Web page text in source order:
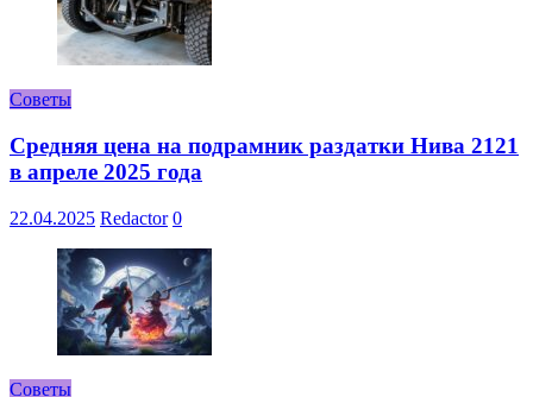
Советы
Средняя цена на подрамник раздатки Нива 2121
в апреле 2025 года
22.04.2025 Redactor 0
Советы